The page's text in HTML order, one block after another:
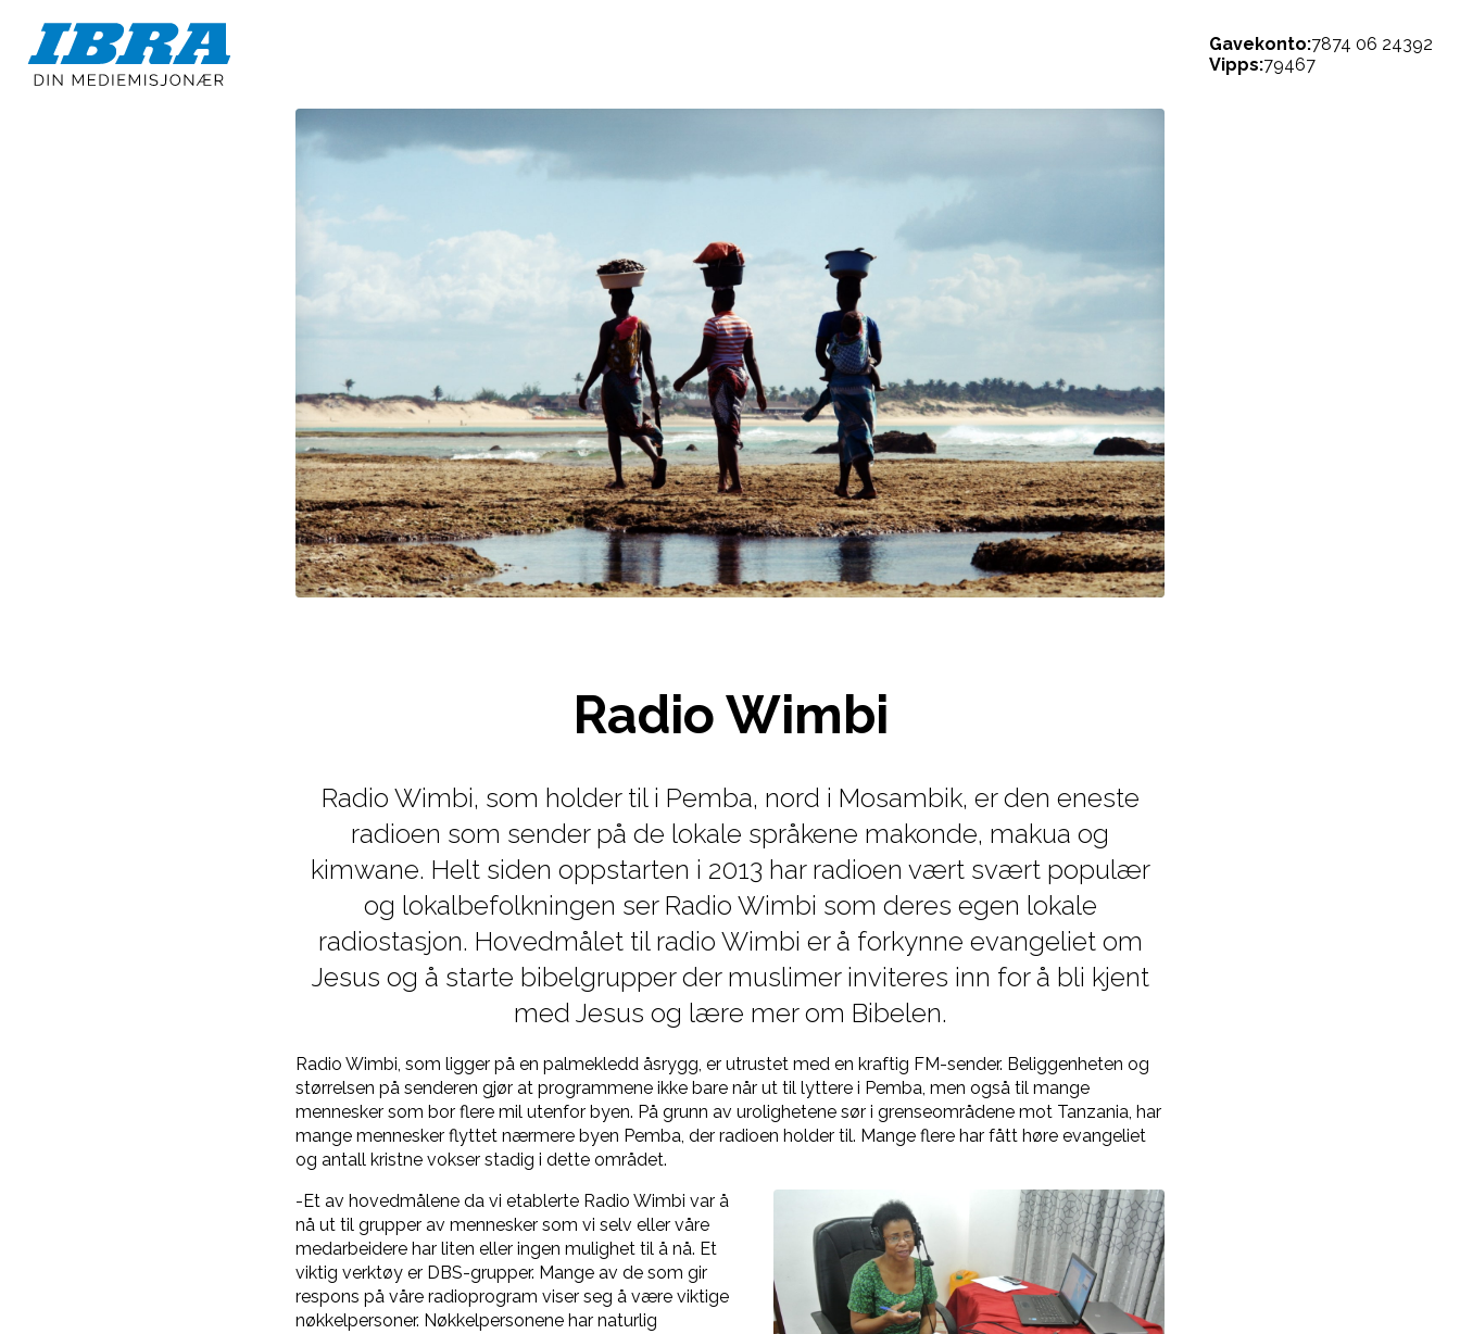
Gavekonto:7874 06 24392
Vipps:79467
Radio Wimbi
Radio Wimbi, som holder til i Pemba, nord i Mosambik, er den eneste
radioen som sender på de lokale språkene ma­konde, makua og
kimwane. Helt siden oppstarten i 2013 har radioen vært svært populær
og lokalbefolkningen ser Radio Wimbi som deres egen lokale
radiostasjon. Hovedmålet til radio Wimbi er å forkynne evangeliet om
Jesus og å starte bibelgrupper der muslimer inviteres inn for å bli kjent
med Jesus og lære mer om Bibelen.
Radio Wimbi, som ligger på en palmekledd åsrygg, er utrustet med en kraftig FM-sender. Beliggenheten og
størrelsen på senderen gjør at programmene ikke bare når ut til lyttere i Pemba, men også til mange
mennesker som bor flere mil utenfor byen. På grunn av urolighetene sør i grenseområdene mot Tanzania, har
mange mennesker flyttet nærmere byen Pemba, der radioen holder til. Mange flere har fått høre evangeliet
og antall kristne vokser stadig i dette området.
-Et av hovedmålene da vi etablerte Radio Wimbi var å
nå ut til grupper av mennesker som vi selv eller våre
medarbeidere har liten eller ingen mulighet til å nå. Et
viktig verktøy er DBS-grupper. Mange av de som gir
respons på våre radioprogram viser seg å være viktige
nøkkelpersoner. Nøkkelpersonene har naturlig